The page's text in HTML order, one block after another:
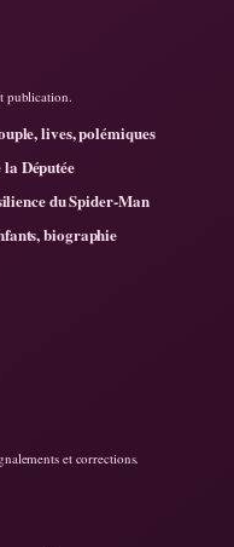
publication.
lives, polémiques
Députée
du Spider-Man
biographie
et corrections.